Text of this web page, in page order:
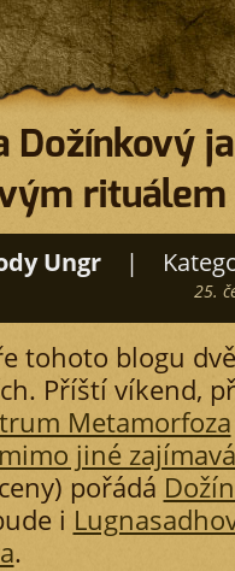
Dožínkový
rituálem
Ungr |
25.
tohoto blogu
Příští víkend,
Metamorfoza
jiné
pořádá
i
.